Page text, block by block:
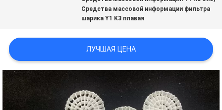
КОНФИДЕНЦИАЛЬНОСТИ
Средства массовой информации фильтра
шарика Y1 K3 плавая
ЛУЧШАЯ ЦЕНА